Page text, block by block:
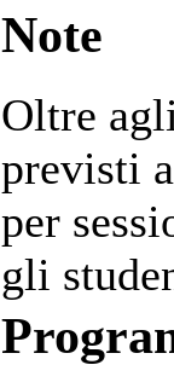
Note
Oltre
previsti
per
gli